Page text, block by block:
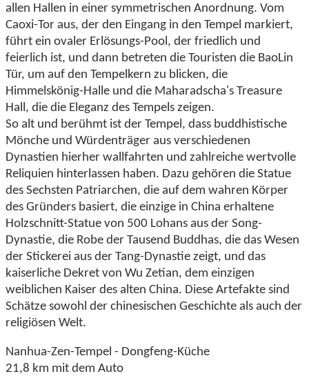
allen Hallen in einer symmetrischen Anordnung. Vom
Caoxi-Tor aus, der den Eingang in den Tempel markiert,
führt ein ovaler Erlösungs-Pool, der friedlich und
feierlich ist, und dann betreten die Touristen die BaoLin
Tür, um auf den Tempelkern zu blicken, die
Himmelskönig-Halle und die Maharadscha's Treasure
Hall, die die Eleganz des Tempels zeigen.
So alt und berühmt ist der Tempel, dass buddhistische
Mönche und Würdenträger aus verschiedenen
Dynastien hierher wallfahrten und zahlreiche wertvolle
Reliquien hinterlassen haben. Dazu gehören die Statue
des Sechsten Patriarchen, die auf dem wahren Körper
des Gründers basiert, die einzige in China erhaltene
Holzschnitt-Statue von 500 Lohans aus der Song-
Dynastie, die Robe der Tausend Buddhas, die das Wesen
der Stickerei aus der Tang-Dynastie zeigt, und das
kaiserliche Dekret von Wu Zetian, dem einzigen
weiblichen Kaiser des alten China. Diese Artefakte sind
Schätze sowohl der chinesischen Geschichte als auch der
religiösen Welt.
Nanhua-Zen-Tempel - Dongfeng-Küche
21,8 km mit dem Auto